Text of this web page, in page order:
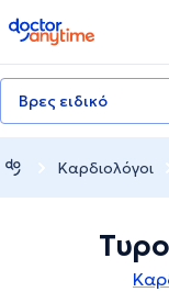
doctoranytime
Βρες ειδικό
Καρδιολόγοι